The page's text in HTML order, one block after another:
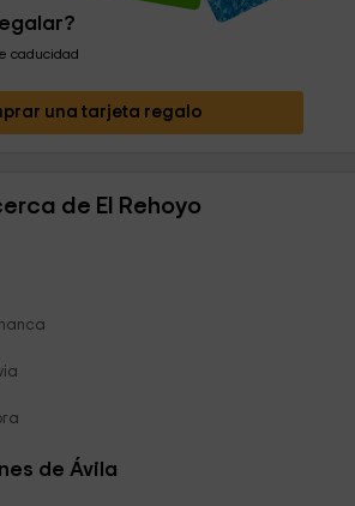
caducidad
una tarjeta regalo
de El Rehoyo
de Ávila